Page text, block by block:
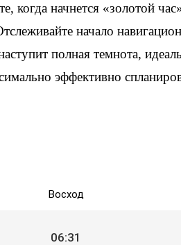
когда начнется «золотой
начало
полная темнота,
эффективно
Восход
06:31